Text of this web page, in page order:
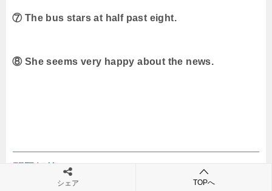
⑦ The bus stars at half past eight.
⑧ She seems very happy about the news.
シェア TOPへ